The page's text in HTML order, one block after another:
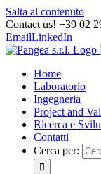
Salta al contenuto
Contact us! +39 02
EmailLinkedIn
Home
Laboratorio
Ingegneria
Project and
Ricerca e
Contatti
Cerca per: